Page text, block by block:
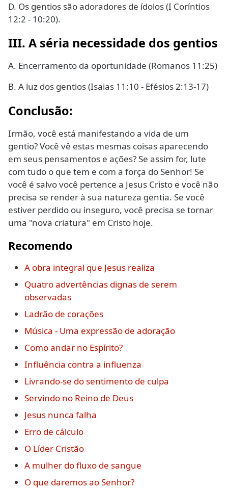
D. Os gentios são adoradores de ídolos (I Coríntios
12:2 - 10:20).
III. A séria necessidade dos gentios
A. Encerramento da oportunidade (Romanos 11:25)
B. A luz dos gentios (Isaias 11:10 - Efésios 2:13-17)
Conclusão:
Irmão, você está manifestando a vida de um
gentio? Você vê estas mesmas coisas aparecendo
em seus pensamentos e ações? Se assim for, lute
com tudo o que tem e com a força do Senhor! Se
você é salvo você pertence a Jesus Cristo e você não
precisa se ​​render à sua natureza gentia. Se você
estiver perdido ou inseguro, você precisa se tornar
uma "nova criatura" em Cristo hoje.
Recomendo
A obra integral que Jesus realiza
Quatro advertências dignas de serem
observadas
Ladrão de corações
Música - Uma expressão de adoração
Como andar no Espírito?
Influência contra a influenza
Livrando-se do sentimento de culpa
Servindo no Reino de Deus
Jesus nunca falha
Erro de cálculo
O Líder Cristão
A mulher do fluxo de sangue
O que daremos ao Senhor?